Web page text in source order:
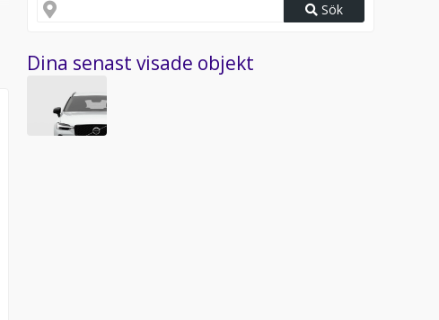
Sök
Dina senast visade objekt